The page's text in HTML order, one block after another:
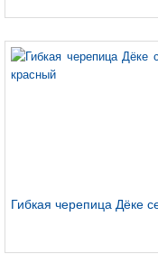
Гибкая черепица Дёке